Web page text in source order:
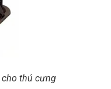
cho thú cưng